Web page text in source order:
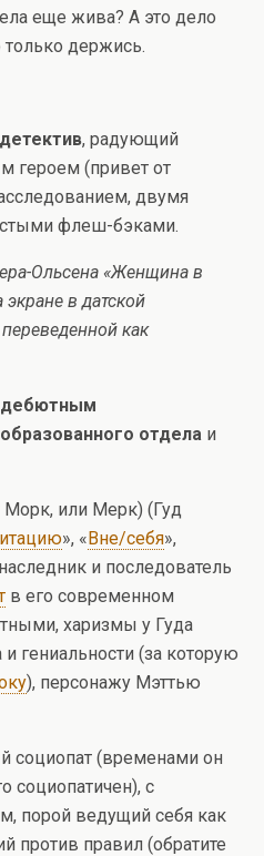
еще жива? А это дело
только держись.
, радующий
героем (привет от
двумя
флеш-бэками.
Ольсена «Женщина в
экране в датской
как
дебютным
отдела и
Морк, или Мерк) (Гуд
», «Вне/себя»,
и последователь
в его современном
харизмы у Гуда
гениальности (за которую
), персонажу Мэттью
социопат (временами он
социопатичен), с
порой ведущий себя как
против правил (обратите